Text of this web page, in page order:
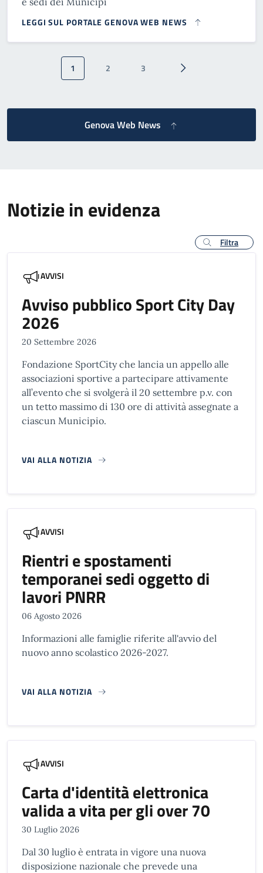
LEGGI SUL PORTALE GENOVA WEB NEWS
Paginazione
Pagina attuale
1 Pagina
2 Pagina
3 Pagina successiva
Genova Web News
Notizie in evidenza
Filtra
AVVISI
Avviso pubblico Sport City Day
2026
20 Settembre 2026
Fondazione SportCity che lancia un appello alle
associazioni sportive a partecipare attivamente
all’evento che si svolgerà il 20 settembre p.v. con
un tetto massimo di 130 ore di attività assegnate a
ciascun Municipio.
VAI ALLA NOTIZIA
AVVISI
Rientri e spostamenti
temporanei sedi oggetto di
lavori PNRR
06 Agosto 2026
Informazioni alle famiglie riferite all'avvio del
nuovo anno scolastico 2026-2027.
VAI ALLA NOTIZIA
AVVISI
Carta d'identità elettronica
valida a vita per gli over 70
30 Luglio 2026
Dal 30 luglio è entrata in vigore una nuova
disposizione nazionale che prevede una